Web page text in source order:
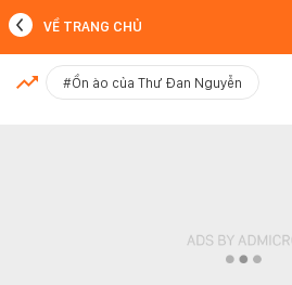
MỚI NHẤT
VỀ TRANG CHỦ
#Ồn ào của Thư Đan Nguyễn